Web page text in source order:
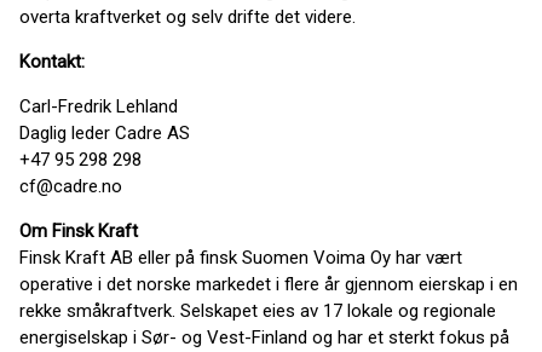
overta kraftverket og selv drifte det videre.
Kontakt:
Carl-Fredrik Lehland
Daglig leder Cadre AS
+47 95 298 298
cf@cadre.no
Om Finsk Kraft
Finsk Kraft AB eller på finsk Suomen Voima Oy har vært
operative i det norske markedet i flere år gjennom eierskap i en
rekke småkraftverk. Selskapet eies av 17 lokale og regionale
energiselskap i Sør- og Vest-Finland og har et sterkt fokus på